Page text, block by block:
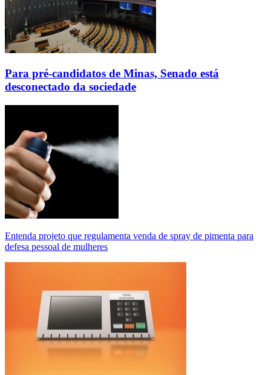
Para pré-candidatos de Minas, Senado está
desconectado da sociedade
Entenda projeto que regulamenta venda de spray de pimenta para
defesa pessoal de mulheres